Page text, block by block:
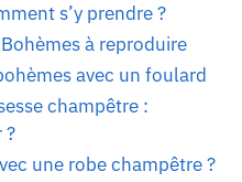
s’y prendre ?
à reproduire
avec un foulard
champêtre :
?
une robe champêtre ?